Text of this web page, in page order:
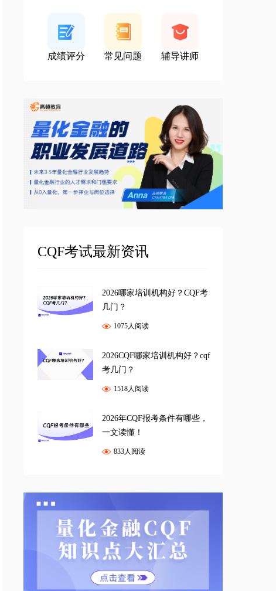
成绩评分 常见问题 辅导讲师
CQF考试最新资讯
2026哪家培训机构好？CQF考
几门？
1075人阅读
2026CQF哪家培训机构好？cqf
考几门？
1518人阅读
2026年CQF报考条件有哪些，
一文读懂！
833人阅读